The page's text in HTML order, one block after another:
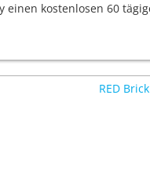
kostenlosen 60
RED